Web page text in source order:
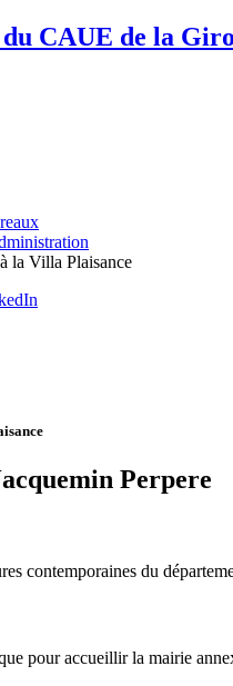
la Villa Plaisance
Perpere
contemporaines du
pour accueillir la mairie